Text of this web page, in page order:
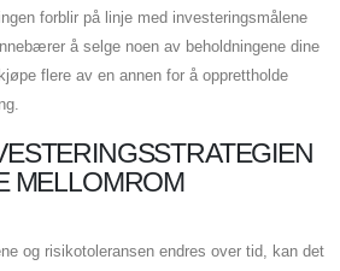
forblir på linje med investeringsmålene
å selge noen av beholdningene dine
flere av en annen for å opprettholde
MELLOMROM
og risikotoleransen endres over tid, kan det